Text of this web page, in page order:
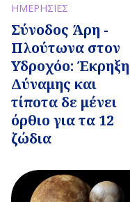
ΗΜΕΡΗΣΙΕΣ
Σύνοδος Άρη -
Πλούτωνα στον
Υδροχόο: Έκρηξη
Δύναμης και
τίποτα δε μένει
όρθιο για τα 12
ζώδια